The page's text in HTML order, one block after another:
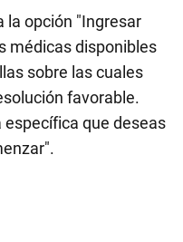
la opción "Ingresar
médicas disponibles
sobre las cuales
favorable.
que deseas